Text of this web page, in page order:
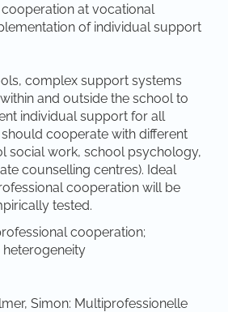
at vocational
of individual support
complex support systems
and outside the school to
individual support for all
should cooperate with different
social work, school psychology,
counselling centres). Ideal
cooperation will be
tested.
cooperation;
Simon: Multiprofessionelle